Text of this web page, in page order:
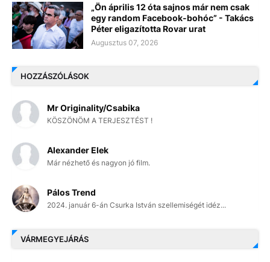
„Ön április 12 óta sajnos már nem csak
egy random Facebook-bohóc” - Takács
Péter eligazította Rovar urat
Augusztus 07, 2026
HOZZÁSZÓLÁSOK
Mr Originality/Csabika
KÖSZÖNÖM A TERJESZTÉST !
Alexander Elek
Már nézhető és nagyon jó film.
Pálos Trend
2024. január 6-án Csurka István szellemiségét idéz...
VÁRMEGYEJÁRÁS